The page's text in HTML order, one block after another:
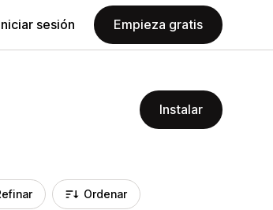
sesión Empieza gratis
Instalar
Ordenar